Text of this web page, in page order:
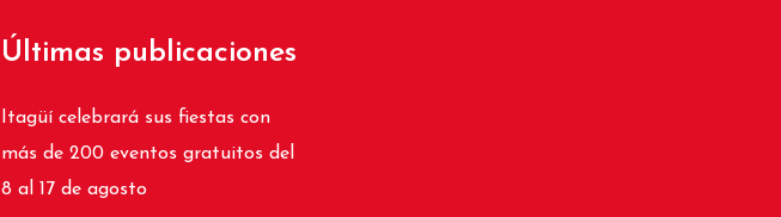
Últimas publicaciones
Itagüí celebrará sus fiestas con
más de 200 eventos gratuitos del
8 al 17 de agosto